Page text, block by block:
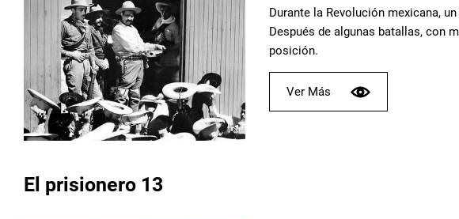
Durante la Revolución mexicana,
Después de algunas batallas, con
posición.
Ver Más
El prisionero 13